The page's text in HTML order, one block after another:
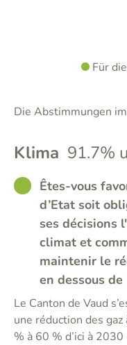
Für
Die Abstimmungen
Klima 91.7%
GOODÊtes-vous
d’Etat soit
ses décisions
climat et
maintenir le
en dessous de
Le Canton de Vaud
une réduction des
% à 60 % d’ici à